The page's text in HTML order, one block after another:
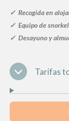
✓ Recogida en
✓ Equipo de snorkel
✓ Desayuno y
Tarifas